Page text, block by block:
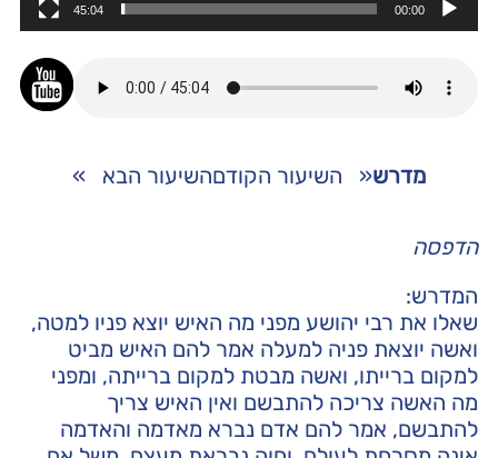
00:00
45:04
מדרש« השיעור הקודםהשיעור הבא »
הדפסה
המדרש:
שאלו את רבי יהושע מפני מה האיש יוצא פניו למטה,
ואשה יוצאת פניה למעלה אמר להם האיש מביט
למקום ברייתו, ואשה מבטת למקום ברייתה, ומפני
מה האשה צריכה להתבשם ואין האיש צריך
להתבשם, אמר להם אדם נברא מאדמה והאדמה